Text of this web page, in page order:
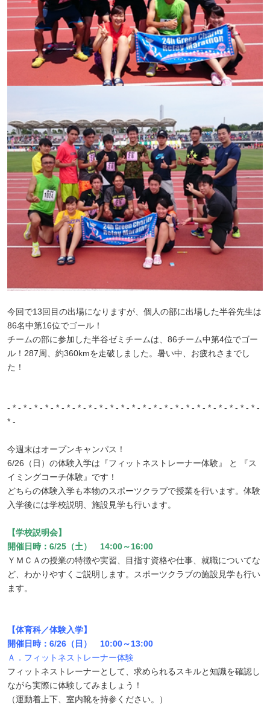
今回で13回目の出場になりますが、個人の部に出場した半谷先生は
86名中第16位でゴール！
チームの部に参加した半谷ゼミチームは、86チーム中第4位でゴー
ル！287周、約360kmを走破しました。 暑い中、お疲れさまでし
た！
- * - * - * - * - * - * - * - * - * - * - * - * - * - * - * - * - * - * - * - * - * - * - * -
* -
今週末はオープンキャンパス！
6/26（日）の体験入学は『フィットネストレーナー体験』 と 『ス
イミングコーチ体験』です！
どちらの体験入学も本物のスポーツクラブで授業を行います。体験
入学後には学校説明、施設見学も行います。
【学校説明会】
開催日時：6/25（土） 14:00～16:00
ＹＭＣＡの授業の特徴や実習、目指す資格や仕事、就職についてな
ど、わかりやすくご説明します。スポーツクラブの施設見学も行い
ます。
【体育科／体験入学】
開催日時：6/26（日） 10:00～13:00
Ａ．フィットネストレーナー体験
フィットネストレーナーとして、求められるスキルと知識を確認し
ながら実際に体験してみましょう！
（運動着上下、室内靴を持参ください。）